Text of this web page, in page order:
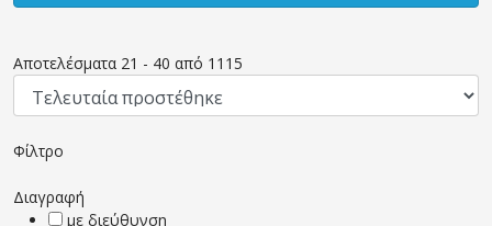
Αποτελέσματα 21 - 40 από 1115
Φίλτρο
Διαγραφή
με διεύθυνση